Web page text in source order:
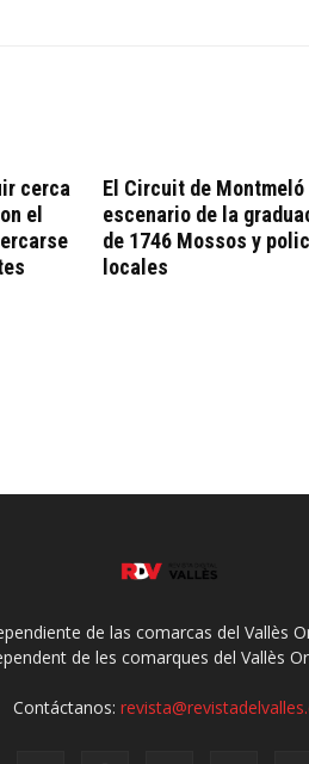
cerca
el
El Circuit de Montmeló
escenario de la
de 1746 Mossos y
locales
de las comarcas del Vallès
de les comarques del Vallès
Contáctanos: